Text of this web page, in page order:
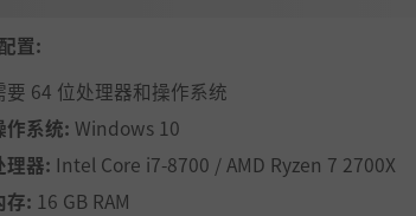
置:
要 64 位处理器和操作系统
作系统: Windows 10
理器: Intel Core i7-8700 / AMD Ryzen 7 2700X
存: 16 GB RAM